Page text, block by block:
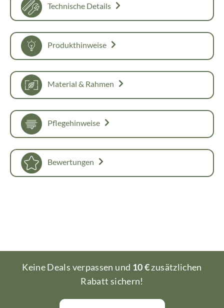
Technische Details
Produkthinweise
Material & Rahmen
Pflegehinweise
Bewertungen
Keine Deals verpassen und 10 €zusätzlichen
Rabatt sichern!